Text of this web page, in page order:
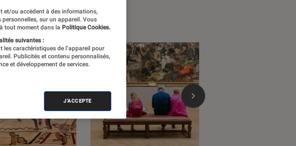
et/ou accèdent à des informations,
sur un appareil. Vous
tout moment dans la Politique Cookies.
suivantes :
les caractéristiques de l’appareil pour
Publicités et contenu personnalisés,
et développement de services.
J'ACCEPTE